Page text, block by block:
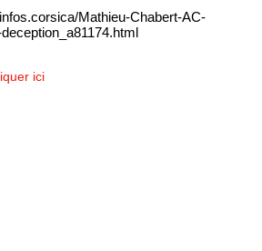
Mathieu-Chabert-AC-
ici